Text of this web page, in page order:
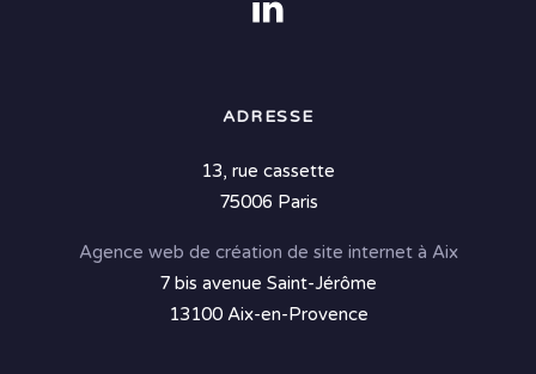
ADRESSE
13, rue cassette
75006 Paris
Agence web de création de site internet à Aix
7 bis avenue Saint-Jérôme
13100 Aix-en-Provence